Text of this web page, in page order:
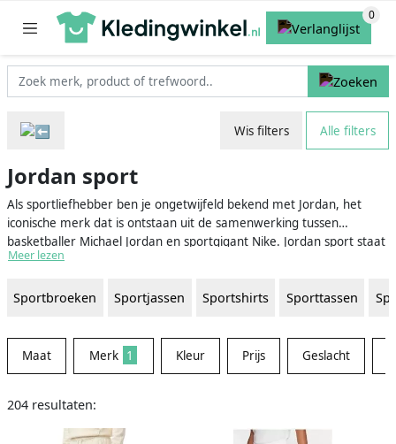
Wis filters Alle filters
Jordan sport
Als sportliefhebber ben je ongetwijfeld bekend met Jordan, het
iconische merk dat is ontstaan uit de samenwerking tussen
basketballer Michael Jordan en sportgigant Nike. Jordan sport staat
synoniem voor stijlvolle en hoogwaardige sportkleding en -
van 'His Airness' zelf. Het merk heeft sinds de lancering in 1984 een
producten voor zowel atleten als fans van streetwear en urban
style.
Meer lezen
Sportbroeken Sportjassen Sportshirts Sporttassen
Maat Merk 1 Kleur Prijs Geslacht
204 resultaten: